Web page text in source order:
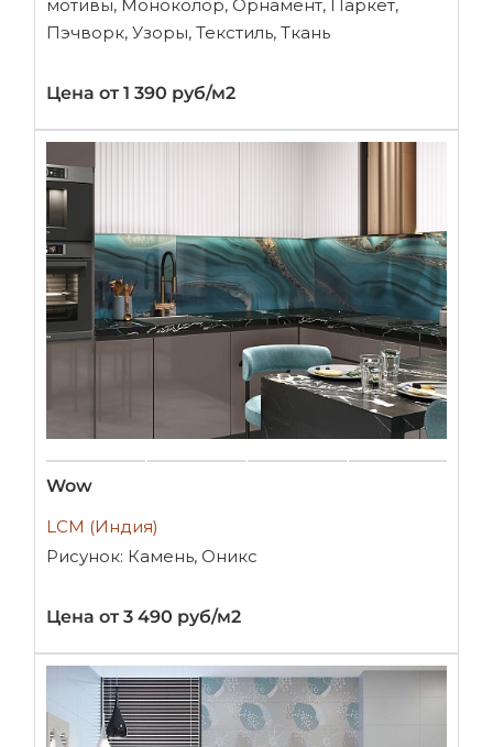
мотивы, Моноколор, Орнамент, Паркет,
Пэчворк, Узоры, Текстиль, Ткань
Цена от 1 390 руб/м2
Wow
LCM (Индия)
Рисунок: Камень, Оникс
Цена от 3 490 руб/м2